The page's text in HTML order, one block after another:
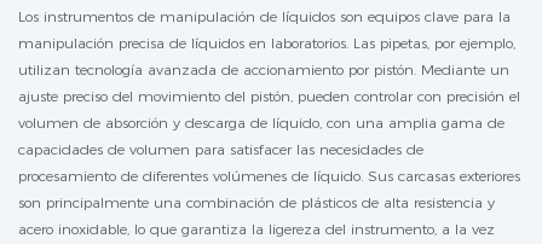
Los instrumentos de manipulación de líquidos son equipos clave para la
manipulación precisa de líquidos en laboratorios. Las pipetas, por ejemplo,
utilizan tecnología avanzada de accionamiento por pistón. Mediante un
ajuste preciso del movimiento del pistón, pueden controlar con precisión el
volumen de absorción y descarga de líquido, con una amplia gama de
capacidades de volumen para satisfacer las necesidades de
procesamiento de diferentes volúmenes de líquido. Sus carcasas exteriores
son principalmente una combinación de plásticos de alta resistencia y
acero inoxidable, lo que garantiza la ligereza del instrumento, a la vez